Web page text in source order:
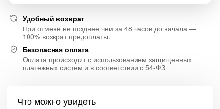
Удобный возврат
При отмене не позднее чем за 48 часов до начала —
100% возврат предоплаты.
Безопасная оплата
Оплата происходит с использованием защищенных
платежных систем и в соответствии с 54-ФЗ
Что можно увидеть